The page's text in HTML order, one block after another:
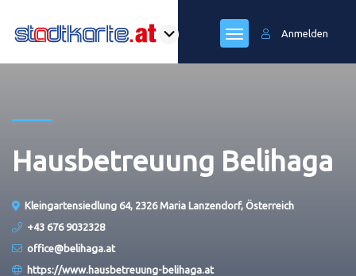
Anmelden
Hausbetreuung Belihaga
Kleingartensiedlung 64, 2326 Maria Lanzendorf, Österreich
+43 676 9032328
office@belihaga.at
https://www.hausbetreuung-belihaga.at